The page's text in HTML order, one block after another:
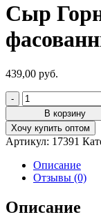
Сыр
439,00 руб.
Количество
товара
Сыр
Горный
аул"
фасованный
(Можгасыр)
В корзину
Хочу купить оптом
Артикул: 17391
Описание
Отзывы (0)
Описание